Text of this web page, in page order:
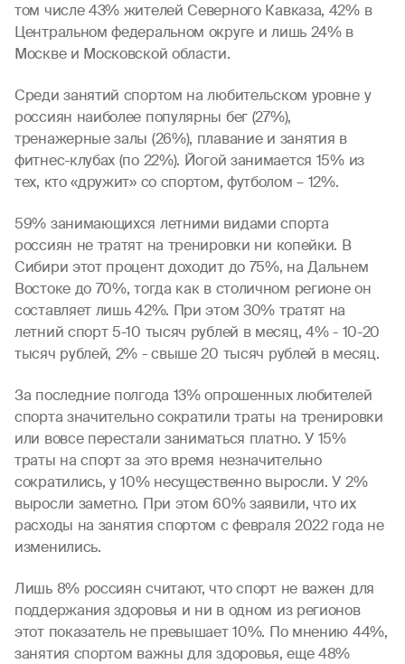
том числе 43% жителей Северного Кавказа, 42% в
Центральном федеральном округе и лишь 24% в
Москве и Московской области.
Среди занятий спортом на любительском уровне у
россиян наиболее популярны бег (27%),
тренажерные залы (26%), плавание и занятия в
фитнес-клубах (по 22%). Йогой занимается 15% из
тех, кто «дружит» со спортом, футболом – 12%.
59% занимающихся летними видами спорта
россиян не тратят на тренировки ни копейки. В
Сибири этот процент доходит до 75%, на Дальнем
Востоке до 70%, тогда как в столичном регионе он
составляет лишь 42%. При этом 30% тратят на
летний спорт 5-10 тысяч рублей в месяц, 4% - 10-20
тысяч рублей, 2% - свыше 20 тысяч рублей в месяц.
За последние полгода 13% опрошенных любителей
спорта значительно сократили траты на тренировки
или вовсе перестали заниматься платно. У 15%
траты на спорт за это время незначительно
сократились, у 10% несущественно выросли. У 2%
выросли заметно. При этом 60% заявили, что их
расходы на занятия спортом с февраля 2022 года не
изменились.
Лишь 8% россиян считают, что спорт не важен для
поддержания здоровья и ни в одном из регионов
этот показатель не превышает 10%. По мнению 44%,
занятия спортом важны для здоровья, еще 48%